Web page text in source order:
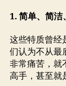
1. 简单、简洁
这些特质曾经
们认为不从最
非常痛苦，就
高手，甚至就